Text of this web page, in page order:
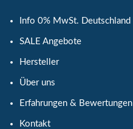
Info 0% MwSt. Deutschland
SALE Angebote
Hersteller
Über uns
Erfahrungen & Bewertungen
Kontakt